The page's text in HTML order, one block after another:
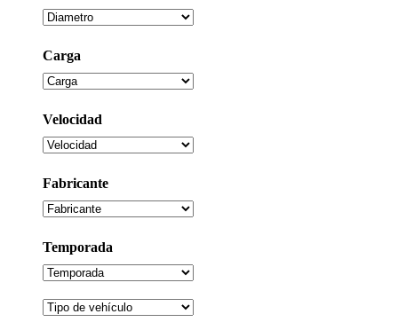
Carga
Velocidad
Fabricante
Temporada